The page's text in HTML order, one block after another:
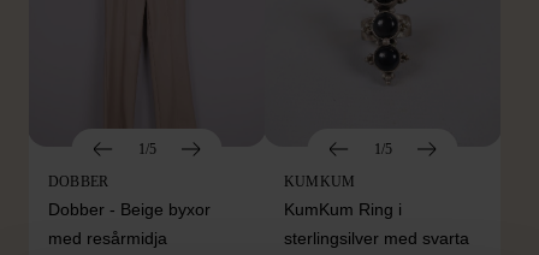
1/5
DOBBER
Dobber - Beige byxor
med resårmidja
1/5
KUMKUM
KumKum Ring i
sterlingsilver med svarta